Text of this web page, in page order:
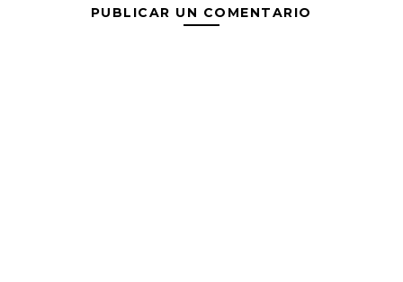
PUBLICAR UN COMENTARIO